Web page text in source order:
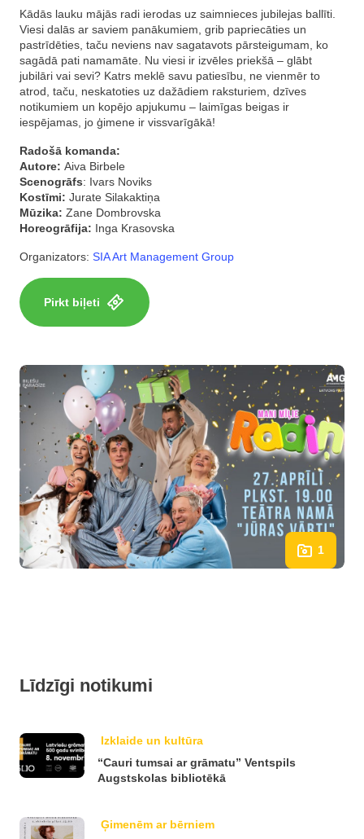
Kādās lauku mājās radi ierodas uz saimnieces jubilejas ballīti.
Viesi dalās ar saviem panākumiem, grib papriecāties un
pastrīdēties, taču neviens nav sagatavots pārsteigumam, ko
sagādā pati namamāte. Nu viesi ir izvēles priekšā – glābt
jubilāri vai sevi? Katrs meklē savu patiesību, ne vienmēr to
atrod, taču, neskatoties uz dažādiem raksturiem, dzīves
notikumiem un kopējo apjukumu – laimīgas beigas ir
iespējamas, jo ģimene ir vissvarīgākā!
Radošā komanda:
Autore: Aiva Birbele
Scenogrāfs: Ivars Noviks
Kostīmi: Jurate Silakaktiņa
Mūzika: Zane Dombrovska
Horeogrāfija: Inga Krasovska
Organizators: SIA Art Management Group
Pirkt biļeti
1
Līdzīgi notikumi
Izklaide un kultūra
“Cauri tumsai ar grāmatu” Ventspils
Augstskolas bibliotēkā
Ģimenēm ar bērniem